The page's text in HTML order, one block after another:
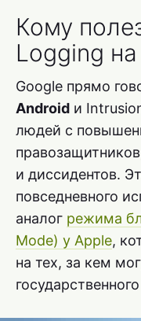
Кому
Logging
Google прямо
Android и
людей с
и диссидентов.
повседневного
аналог режима
Mode) у Apple,
на тех, за кем